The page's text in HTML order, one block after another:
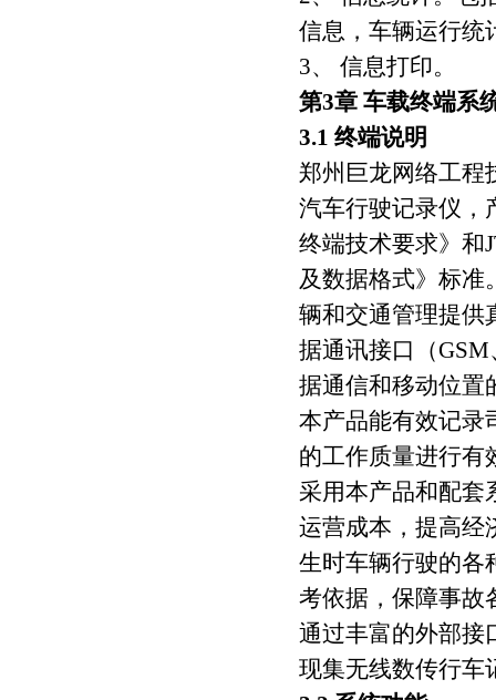
信息，车辆运行统
3、 信息打印。
第3章 车载终端系
3.1 终端说明
郑州巨龙网络工程
汽车行驶记录仪，
终端技术要求》和
及数据格式》标准
辆和交通管理提供
据通讯接口（
据通信和移动位置
本产品能有效记录
的工作质量进行有
采用本产品和配套
运营成本，提高经
生时车辆行驶的各
考依据，保障事故
通过丰富的外部接
现集无线数传行车